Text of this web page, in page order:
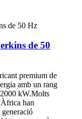
de 50
premium de
amb un rang
kW.Molts
han
generació